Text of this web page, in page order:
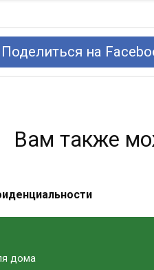
Поделиться на
Вам также
воду вместо
дома